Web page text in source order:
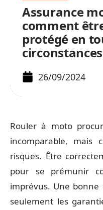
Assurance
comment
protégé en
circonstances
26/09/2024
Rouler à moto
incomparable, mais
risques. Être
pour se prémunir
imprévus. Une
seulement les